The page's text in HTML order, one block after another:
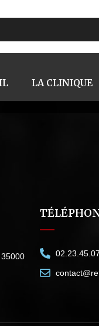
LA CLINIQUE